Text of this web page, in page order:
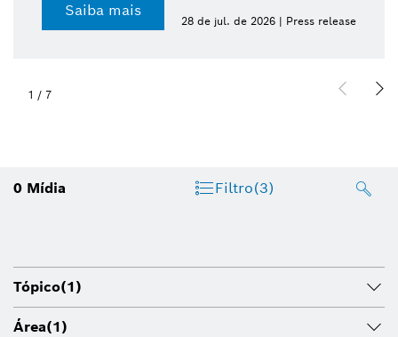
Saiba mais
28 de jul. de 2026 | Press release
1 / 7
0 Mídia Filtro(3)
Tópico(1)
Área(1)